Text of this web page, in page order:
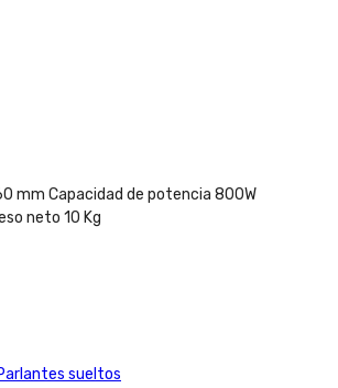
mm Capacidad de potencia 800W
neto 10 Kg
sueltos